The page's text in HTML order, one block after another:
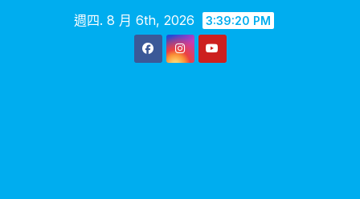
週四. 8 月 6th, 2026 3:39:21 PM